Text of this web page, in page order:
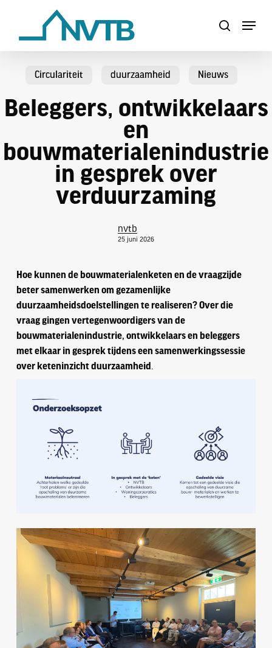
search
Menu
Circulariteit duurzaamheid Nieuws
Beleggers, ontwikkelaars
en
bouwmaterialenindustrie
in gesprek over
verduurzaming
nvtb
25 juni 2026
Hoe kunnen de bouwmaterialenketen en de vraagzijde
beter samenwerken om gezamenlijke
duurzaamheidsdoelstellingen te realiseren?Over die
vraag gingen vertegenwoordigers van de
bouwmaterialenindustrie, ontwikkelaars en beleggers
met elkaar in gesprek tijdens een samenwerkingssessie
over keteninzicht duurzaamheid .